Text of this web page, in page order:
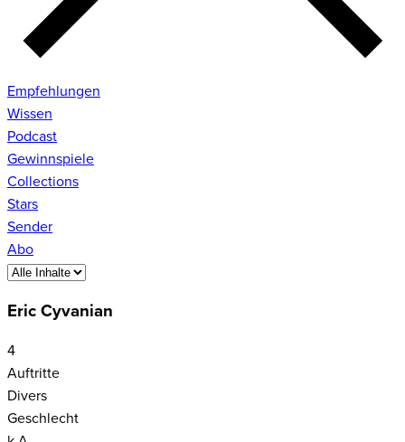
Empfehlungen
Wissen
Podcast
Gewinnspiele
Collections
Stars
Sender
Abo
Eric Cyvanian
4
Auftritte
Divers
Geschlecht